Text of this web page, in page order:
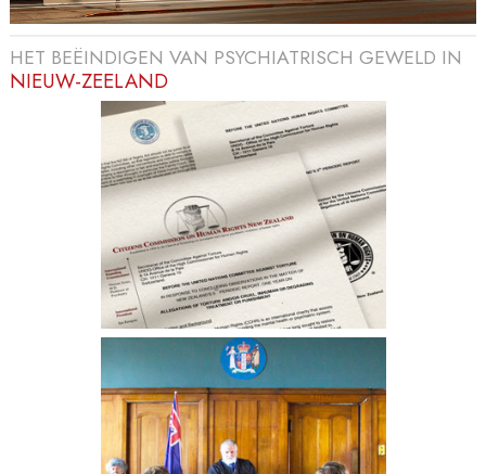
HET BEËINDIGEN VAN PSYCHIATRISCH GEWELD IN
NIEUW-ZEELAND